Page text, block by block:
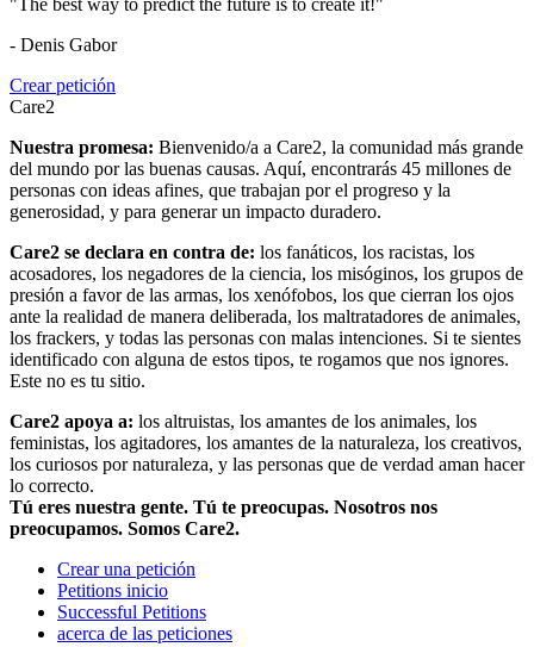
"The best way to predict the future is to create it!"
- Denis Gabor
Crear petición
Care2
Nuestra promesa: Bienvenido/a a Care2, la comunidad más grande
del mundo por las buenas causas. Aquí, encontrarás 45 millones de
personas con ideas afines, que trabajan por el progreso y la
generosidad, y para generar un impacto duradero.
Care2 se declara en contra de: los fanáticos, los racistas, los
acosadores, los negadores de la ciencia, los misóginos, los grupos de
presión a favor de las armas, los xenófobos, los que cierran los ojos
ante la realidad de manera deliberada, los maltratadores de animales,
los frackers, y todas las personas con malas intenciones. Si te sientes
identificado con alguna de estos tipos, te rogamos que nos ignores.
Este no es tu sitio.
Care2 apoya a: los altruistas, los amantes de los animales, los
feministas, los agitadores, los amantes de la naturaleza, los creativos,
los curiosos por naturaleza, y las personas que de verdad aman hacer
lo correcto.
Tú eres nuestra gente. Tú te preocupas. Nosotros nos
preocupamos. Somos Care2.
Crear una petición
Petitions inicio
Successful Petitions
acerca de las peticiones